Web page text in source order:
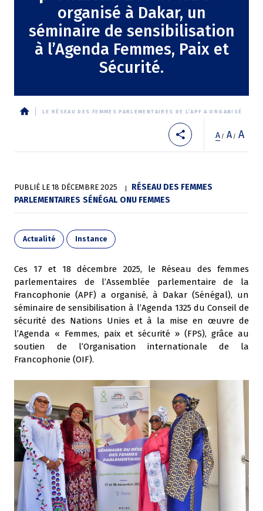
organisé à Dakar, un
séminaire de sensibilisation
à l’Agenda Femmes, Paix et
Sécurité.
d'Ariane
LE RÉSEAU DES FEMMES PARLEMENTAIRES DE L’APF A ORGANISÉ À
A / A / A
PUBLIÉ LE 18 DÉCEMBRE 2025
RÉSEAU DES FEMMES
PARLEMENTAIRES SÉNÉGAL ONU FEMMES
Actualité Instance
Ces 17 et 18 décembre 2025, le Réseau des femmes
parlementaires de l’Assemblée parlementaire de la
Francophonie (APF) a organisé, à Dakar (Sénégal), un
séminaire de sensibilisation à l’Agenda 1325 du Conseil de
sécurité des Nations Unies et à la mise en œuvre de
l’Agenda « Femmes, paix et sécurité » (FPS), grâce au
soutien de l’Organisation internationale de la
Francophonie (OIF).